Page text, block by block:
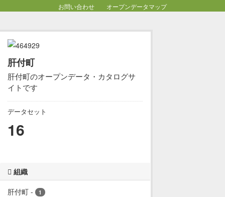
お問い合わせ オープンデータマップ
肝付町
肝付町のオープンデータ・カタログサ
イトです
データセット
16
組織
肝付町 - 1